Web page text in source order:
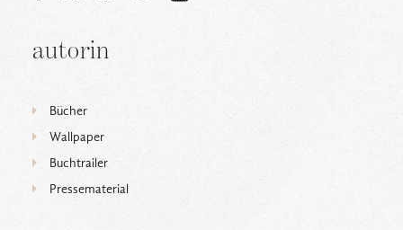
autorin
Bücher
Wallpaper
Buchtrailer
Pressematerial